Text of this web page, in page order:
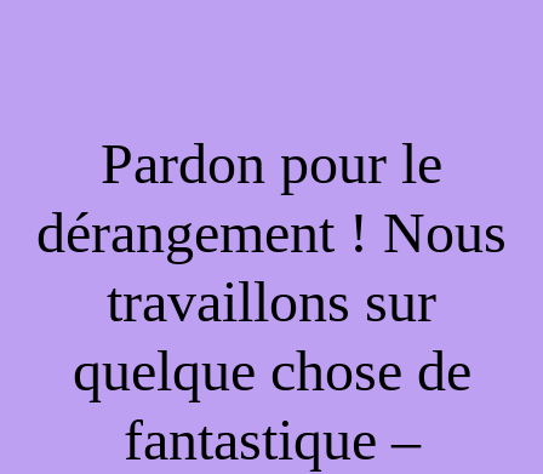
Pardon pour le
dérangement ! Nous
travaillons sur
quelque chose de
fantastique –